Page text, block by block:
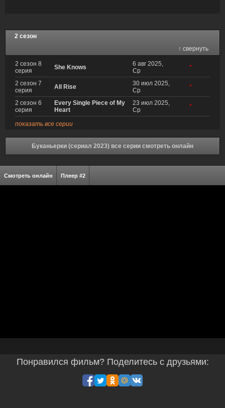
2 сезон
↑ свернуть
2 сезон 8
серия
She Knows
6 авг 2025,
Ср
*
2 сезон 7
серия
All Rise
30 июл 2025,
Ср
*
2 сезон 6
серия
Every Single Piece of My
Heart
23 июл 2025,
Ср
*
показать все серии
Буканьерки (сериал 2023) все серии смотреть онлайн
Смотреть онлайн Плеер #2
Понравился фильм? Поделитесь с друзьями: